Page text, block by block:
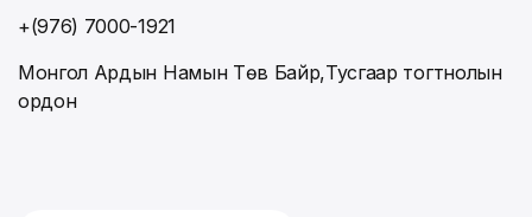
+(976) 7000-1921
Монгол Ардын Намын Төв Байр,Тусгаар тогтнолын
ордон